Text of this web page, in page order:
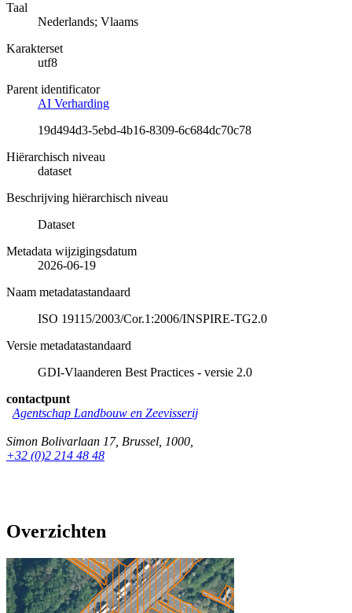
Taal
Nederlands; Vlaams
Karakterset
utf8
Parent identificator
AI Verharding
19d494d3-5ebd-4b16-8309-6c684dc70c78
Hiërarchisch niveau
dataset
Beschrijving hiërarchisch niveau
Dataset
Metadata wijzigingsdatum
2026-06-19
Naam metadatastandaard
ISO 19115/2003/Cor.1:2006/INSPIRE-TG2.0
Versie metadatastandaard
GDI-Vlaanderen Best Practices - versie 2.0
contactpunt
Agentschap Landbouw en Zeevisserij
Simon Bolivarlaan 17, Brussel 1000
+32 (0)2 214 48 48
Overzichten